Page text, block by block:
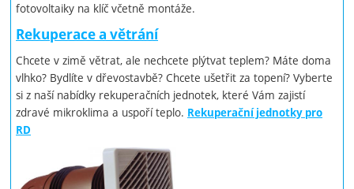
fotovoltaiky na klíč včetně montáže.
Rekuperace a větrání
Chcete v zimě větrat, ale nechcete plýtvat teplem? Máte doma
vlhko? Bydlíte v dřevostavbě? Chcete ušetřit za topení? Vyberte
si z naší nabídky rekuperačních jednotek, které Vám zajistí
zdravé mikroklima a uspoří teplo. Rekuperační jednotky pro
RD